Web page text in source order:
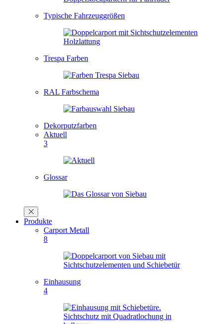
Typische Fahrzeuggrößen
Trespa Farben
RAL Farbschema
Dekorputzfarben
Aktuell
3
Glossar
Produkte
Carport Metall
8
Einhausung
4